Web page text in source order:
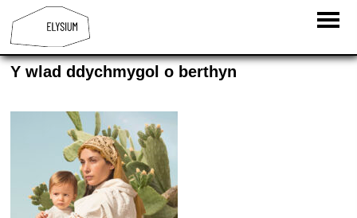
Y wlad ddychmygol o berthyn